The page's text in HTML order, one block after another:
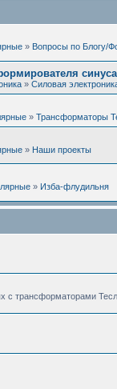
» Вопросы по Блогу/
» Силовая
» Трансформаторы
» Наши проекты
» Изба-флудильня
с трансформаторами